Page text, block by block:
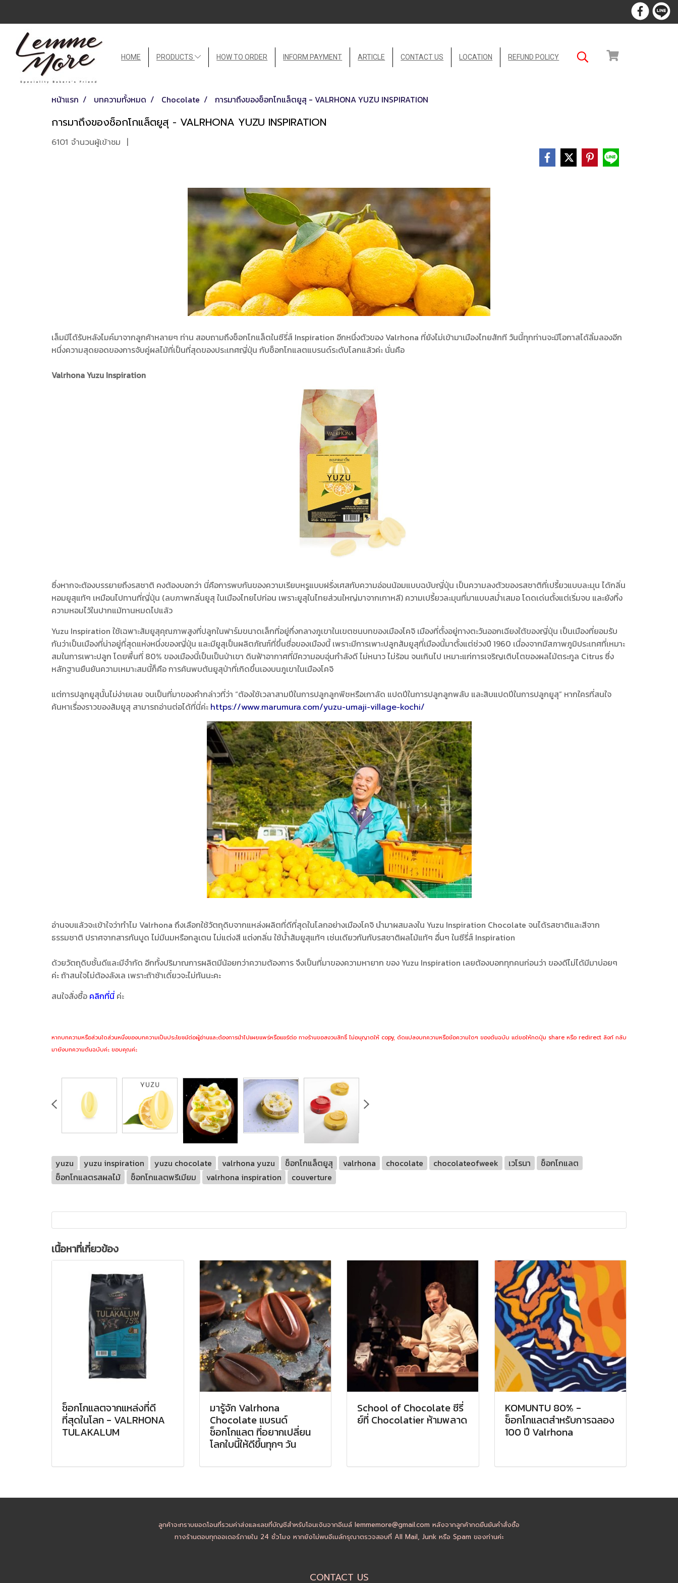
HOME PRODUCTS HOW TO ORDER INFORM PAYMENT ARTICLE CONTACT US LOCATION REFUND POLICY
หน้าแรก บทความทั้งหมด Chocolate การมาถึงของช็อกโกแล็ตยูสุ - VALRHONA YUZU INSPIRATION
การมาถึงของช็อกโกแล็ตยูสุ - VALRHONA YUZU INSPIRATION
6101 จำนวนผู้เข้าชม |
เล็มมีได้รับหลังไมค์มาจากลูกค้าหลายๆ ท่าน สอบถามถึงช็อกโกแล็ตในซีรี่ส์ Inspiration อีกหนึ่งตัวของ Valrhona ที่ยังไม่เข้ามาเมืองไทยสักที วันนี้ทุกท่านจะมีโอกาสได้ลิ้มลองอีก
หนึ่งความสุดยอดของการจับคู่ผลไม้ที่เป็นที่สุดของประเทศญี่ปุ่น กับช็อกโกแลตแบรนด์ระดับโลกแล้วค่ะ นั่นคือ
Valrhona Yuzu Inspiration
ซึ่งหากจะต้องบรรยายถึงรสชาติ คงต้องบอกว่า นี่คือการพบกันของความเรียบหรูแบบฝรั่งเศสกับความอ่อนน้อมแบบฉบับญี่ปุ่น เป็นความลงตัวของรสชาติที่เปรี้ยวแบบละมุน ได้กลิ่น
หอมยูสุแท้ๆ เหมือนไปทานที่ญี่ปุ่น (ลบภาพกลิ่นยูสุ ในเมืองไทยไปก่อน เพราะยูสุในไทยส่วนใหญ่มาจากเกาหลี) ความเปรี้ยวละมุนที่มาแบบสม่ำเสมอ โดดเด่นตั้งแต่เริ่มจบ และยังทิ้ง
ความหอมไว้ในปากแม้ทานหมดไปแล้ว
Yuzu Inspiration ใช้เฉพาะส้มยูสุคุณภาพสูงที่ปลูกในฟาร์มขนาดเล็กที่อยู่กึ่งกลางภูเขาในเขตชนบทของเมืองโคจิ เมืองที่ตั้งอยู่ทางตะวันออกเฉียงใต้ของญี่ปุ่น เป็นเมืองที่ยอมรับ
กันว่าเป็นเมืองที่น่าอยู่ที่สุดแห่งหนึ่งของญี่ปุ่น และมียูสุเป็นผลิตภัณฑ์ที่ขึ้นชื่อของเมืองนี้ เพราะมีการเพาะปลูกส้มยูสุที่เมืองนี้มาตั้งแต่ช่วงปี 1960 เนื่องจากมีสภาพภูมิประเทศที่เหมาะ
สมในการเพาะปลูก โดยพื้นที่ 80% ของเมืองนี้เป็นเป็นป่าเขา ดินฟ้าอากาศที่มีความอบอุ่นกำลังดี ไม่หนาว ไม่ร้อน จนเกินไป เหมาะแก่การเจริญเติบโตของผลไม้ตระกูล Citrus ซึ่ง
หลักฐานยืนยันความเหมาะสมนี้ก็คือ การค้นพบต้นยูสุป่าที่เกิดขึ้นเองบนภูเขาในเมืองโคจิ
แต่การปลูกยูสุนั้นไม่ง่ายเลย จนเป็นที่มาของคำกล่าวที่ว่า “ต้องใช้เวลาสามปีในการปลูกลูกพีชหรือเกาลัด แปดปีในการปลูกลูกพลับ และสิบแปดปีในการปลูกยูสุ” หากใครที่สนใจ
ค้นหาเรื่องราวของส้มยูสุ สามารถอ่านต่อได้ที่นี่ค่ะ https://www.marumura.com/yuzu-umaji-village-kochi/
อ่านจบแล้วจะเข้าใจว่าทำไม Valrhona ถึงเลือกใช้วัตถุดิบจากแหล่งผลิตที่ดีที่สุดในโลกอย่างเมืองโคจิ นำมาผสมลงใน Yuzu Inspiration Chocolate จนได้รสชาติและสีจาก
ธรรมชาติ ปราศจากสารกันบูด ไม่มีนมหรือกลูเตน ไม่แต่งสี แต่งกลิ่น ใช้น้ำส้มยูสุแท้ๆ เช่นเดียวกันกับรสชาติผลไม้แท้ๆ อื่นๆ ในซีรี่ส์ Inspiration
ด้วยวัตถุดิบชั้นดีและมีจำกัด อีกทั้งปริมาณการผลิตมีน้อยกว่าความต้องการ จึงเป็นที่มาของความหายาก ของ Yuzu Inspiration เลยต้องบอกทุกคนก่อนว่า ของดีไม่ได้มีมาบ่อยๆ
ค่ะ ถ้าสนใจไม่ต้องลังเล เพราะถ้าช้าเดี๋ยวจะไม่ทันนะคะ
สนใจสั่งซื้อ คลิกที่นี่ ค่ะ
หากบทความหรือส่วนใดส่วนหนึ่งของบทความเป็นประโยชน์ต่อผู้อ่านและต้องการนำไปเผยแพร่หรือแชร์ต่อ ทางร้านขอสงวนสิทธิ์ ไม่อนุญาตให้ copy, ดัดแปลงบทความหรือข้อความใดๆ ของต้นฉบับ แต่ขอให้กดปุ่ม share หรือ redirect ลิงก์ กลับ
มายังบทความต้นฉบับค่ะ ขอบคุณค่ะ
yuzu yuzu inspiration yuzu chocolate valrhona yuzu ช็อกโกแล็ตยูสุ valrhona chocolate chocolateofweek เวโรนา
ช็อกโกแลต
ช็อกโกแลตรสผลไม้
ช็อกโกแลตพรีเมียม valrhona inspiration couverture
เนื้อหาที่เกี่ยวข้อง
ช็อกโกแลตจากแหล่งที่ดี
ที่สุดในโลก - VALRHONA
TULAKALUM
มารู้จัก Valrhona
Chocolate แบรนด์
ช็อกโกแลต ที่อยากเปลี่ยน
โลกใบนี้ให้ดีขึ้นทุกๆ วัน
School of Chocolate ซีรี่
ย์ที่ Chocolatier ห้ามพลาด
KOMUNTU 80% -
ช็อกโกแลตสำหรับการฉลอง
100 ปี Valrhona
ลูกค้าจะทราบยอดโอนที่รวมค่าส่งและเลขที่บัญชีสำหรับโอนเงินจากอีเมล์ lemmemore@gmail.com หลังจากลูกค้ากดยืนยันคำสั่งซื้อ
ทางร้านตอบทุกออเดอร์ภายใน 24 ชั่วโมง หากยังไม่พบอีเมล์กรุณาตรวจสอบที่ All Mail, Junk หรือ Spam ของท่านค่ะ
CONTACT US